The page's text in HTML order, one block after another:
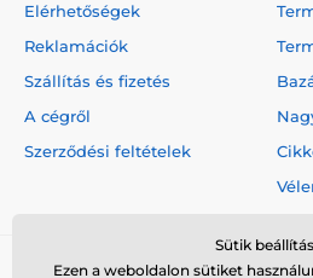
Elérhetőségek
Reklamációk
Szállítás és fizetés
A cégről
Szerződési feltételek
Sütik
Ezen a weboldalon sütiket